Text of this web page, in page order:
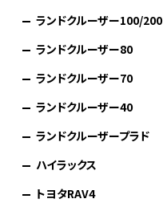
ランドクルーザー100/200
ランドクルーザー80
ランドクルーザー70
ランドクルーザー40
ランドクルーザープラド
ハイラックス
トヨタRAV4